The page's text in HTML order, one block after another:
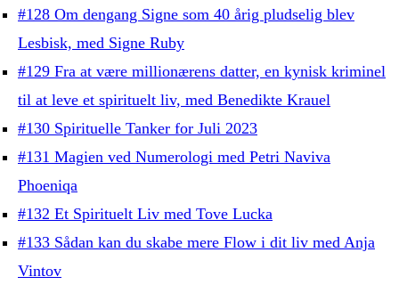
#128 Om dengang Signe som 40 årig pludselig blev
Lesbisk, med Signe Ruby
#129 Fra at være millionærens datter, en kynisk kriminel
til at leve et spirituelt liv, med Benedikte Krauel
#130 Spirituelle Tanker for Juli 2023
#131 Magien ved Numerologi med Petri Naviva
Phoeniqa
#132 Et Spirituelt Liv med Tove Lucka
#133 Sådan kan du skabe mere Flow i dit liv med Anja
Vintov